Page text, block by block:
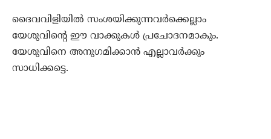
ദൈവവിളിയില്‍ സംശയിക്കുന്നവര്‍ക്കെല്ലാം
യേശുവിന്റെ ഈ വാക്കുകള്‍ പ്രചോദനമാകും.
യേശുവിനെ അനുഗമിക്കാന്‍ എല്ലാവര്‍ക്കും
സാധിക്കട്ടെ.